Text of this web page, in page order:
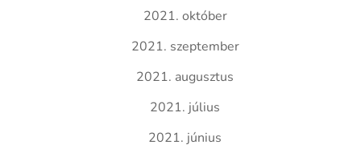
2021. október
2021. szeptember
2021. augusztus
2021. július
2021. június